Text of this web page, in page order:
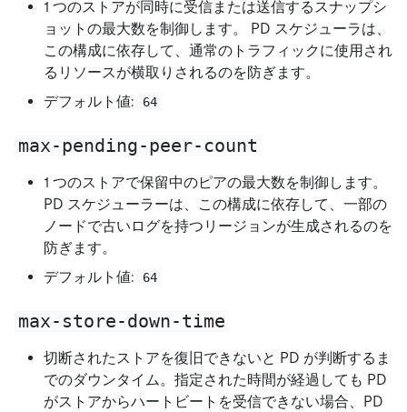
1 つのストアが同時に受信または送信するスナップシ
ョットの最大数を制御します。 PD スケジューラは、
この構成に依存して、通常のトラフィックに使用され
るリソースが横取りされるのを防ぎます。
デフォルト値:
64
max-pending-peer-count
1 つのストアで保留中のピアの最大数を制御します。
PD スケジューラーは、この構成に依存して、一部の
ノードで古いログを持つリージョンが生成されるのを
防ぎます。
デフォルト値:
64
max-store-down-time
切断されたストアを復旧できないと PD が判断するま
でのダウンタイム。指定された時間が経過しても PD
がストアからハートビートを受信できない場合、PD